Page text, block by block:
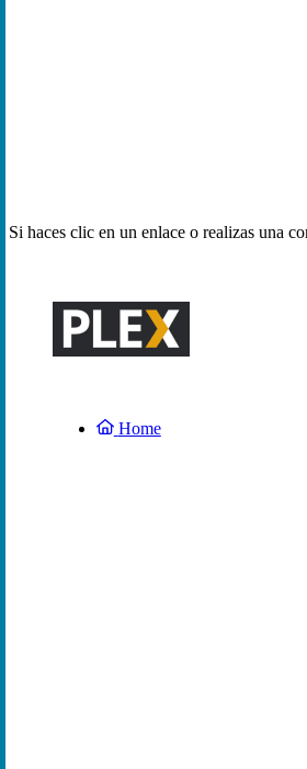
Si haces clic en un enlace o realizas una
Home